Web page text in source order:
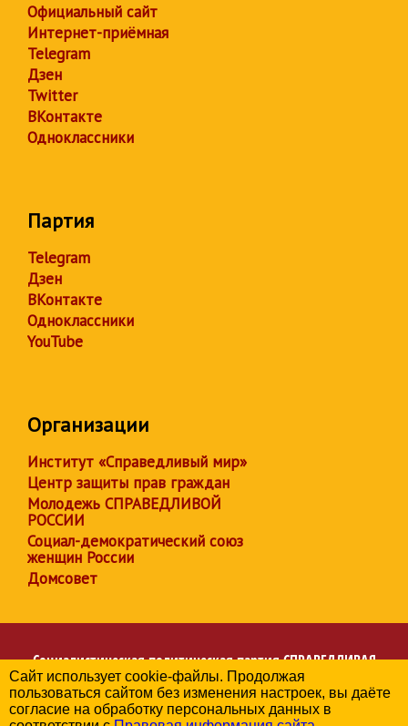
Официальный сайт
Интернет-приёмная
Telegram
Дзен
Twitter
ВКонтакте
Одноклассники
Партия
Telegram
Дзен
ВКонтакте
Одноклассники
YouTube
Организации
Институт «Справедливый мир»
Центр защиты прав граждан
Молодежь СПРАВЕДЛИВОЙ
РОССИИ
Социал-демократический союз
женщин России
Домсовет
Социалистическая политическая партияСПРАВЕДЛИВАЯ
РОССИЯ
Региональное отделение партии в Чувашской Республике
© 2006-2026
Сайт использует cookie-файлы. Продолжая
пользоваться сайтом без изменения настроек, вы даёте
согласие на обработку персональных данных в